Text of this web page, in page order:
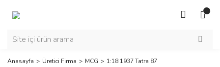
Anasayfa Üretici Firma MCG 1:18 1937 Tatra 87